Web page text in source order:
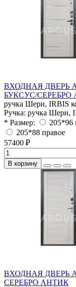
ВХОДНАЯ ДВЕРЬ
БУКСУС/СЕРЕБРО
ручка Шери, IRBIS
Ручка: ручка Шери,
* Размер:
205*96
205*88 правое
57400 ₽
В корзину
ВХОДНАЯ ДВЕРЬ
СЕРЕБРО АНТИК